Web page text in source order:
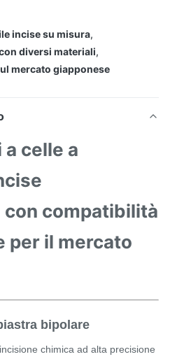
incise su misura,
diversi materiali,
mercato giapponese
celle a
compatibilità
per il mercato
bipolare
chimica ad alta precisione